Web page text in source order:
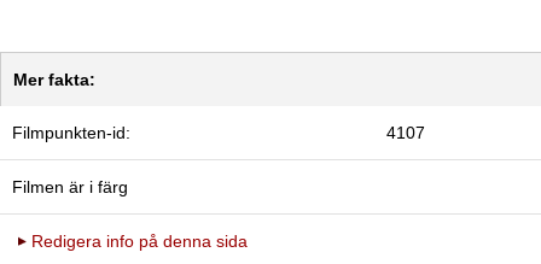
Mer fakta:
Filmpunkten-id: 4107
Filmen är i färg
Redigera info på denna sida